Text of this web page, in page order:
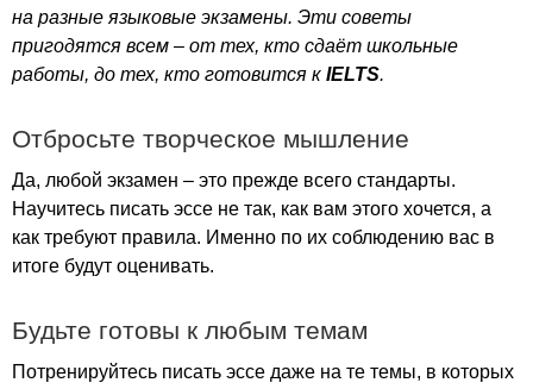
на разные языковые экзамены. Эти советы
пригодятся всем – от тех, кто сдаёт школьные
работы, до тех, кто готовится к IELTS.
Отбросьте творческое мышление
Да, любой экзамен – это прежде всего стандарты.
Научитесь писать эссе не так, как вам этого хочется, а
как требуют правила. Именно по их соблюдению вас в
итоге будут оценивать.
Будьте готовы к любым темам
Потренируйтесь писать эссе даже на те темы, в которых